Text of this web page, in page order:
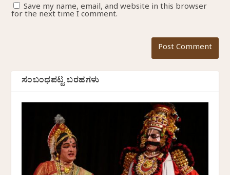
Save my name, email, and website in this browser
for the next time I comment.
ಸಂಬಂಧಪಟ್ಟ ಬರಹಗಳು